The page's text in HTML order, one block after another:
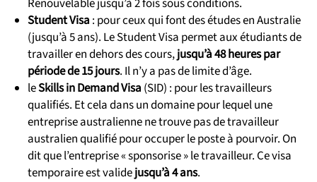
Renouvelable jusqu’à 2 fois sous conditions.
Student Visa : pour ceux qui font des études en Australie
(jusqu’à 5 ans). Le Student Visa permet aux étudiants de
travailler en dehors des cours,jusqu’à 48 heures par
période de 15 jours. Il n’y a pas de limite d’âge.
leSkills in Demand Visa (SID) : pour les travailleurs
qualifiés. Et cela dans un domaine pour lequel une
entreprise australienne ne trouve pas de travailleur
australien qualifié pour occuper le poste à pourvoir. On
dit que l’entreprise « sponsorise » le travailleur. Ce visa
temporaire est validejusqu’à 4 ans.